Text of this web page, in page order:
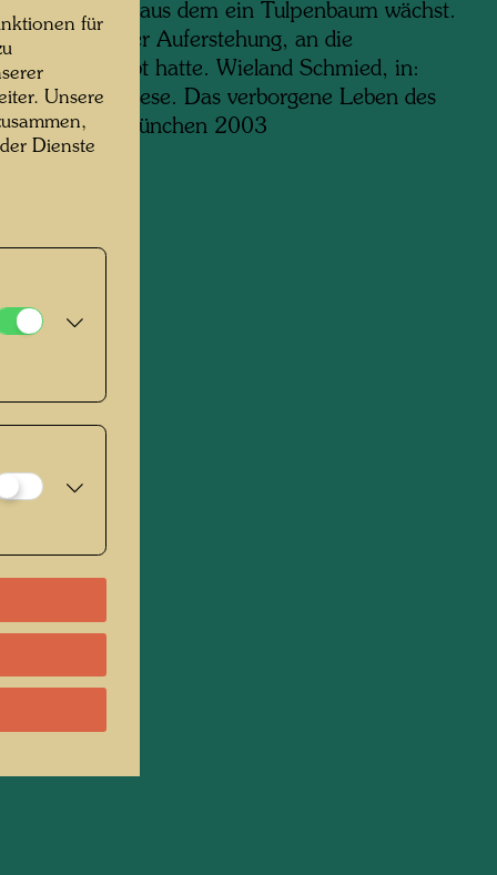
Grab, aus dem ein Tulpenbaum wächst.
jene Art der Auferstehung, an die
geglaubt hatte. Wieland Schmied, in:
Paradiese. Das verborgene Leben des
Stowasser, München 2003
für
Unsere
Dienste